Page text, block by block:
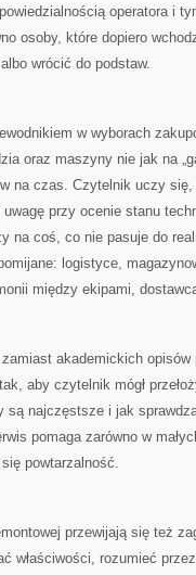
operatora i
osoby, które dopiero
wrócić do podstaw.
w wyborach
oraz maszyny nie jak na
na czas. Czytelnik uczy
uwagę przy ocenie stanu
na coś, co nie pasuje do
logistyce,
między ekipami,
akademickich
aby czytelnik mógł
są najczęstsze i jak
pomaga zarówno w
powtarzalność.
przewijają się też
właściwości, rozumieć